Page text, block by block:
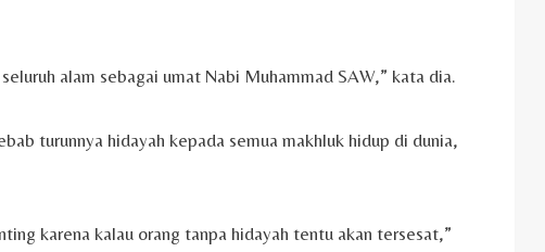
alam sebagai umat Nabi Muhammad SAW,” kata dia.
turunnya hidayah kepada semua makhluk hidup di dunia,
karena kalau orang tanpa hidayah tentu akan tersesat,”